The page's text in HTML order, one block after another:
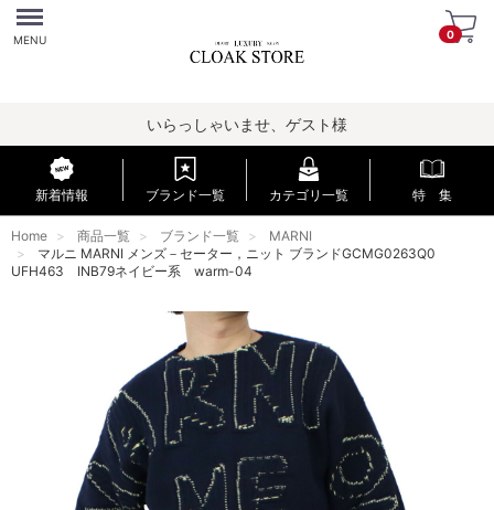
Menu
MENU 0
いらっしゃいませ、ゲスト様
新着情報 ブランド一覧 カテゴリ一覧 特 集
Home 商品一覧 ブランド一覧
MARNI
マルニ MARNI メンズ－セーター，ニット ブランドGCMG0263Q0
UFH463 INB79ネイビー系 warm-04